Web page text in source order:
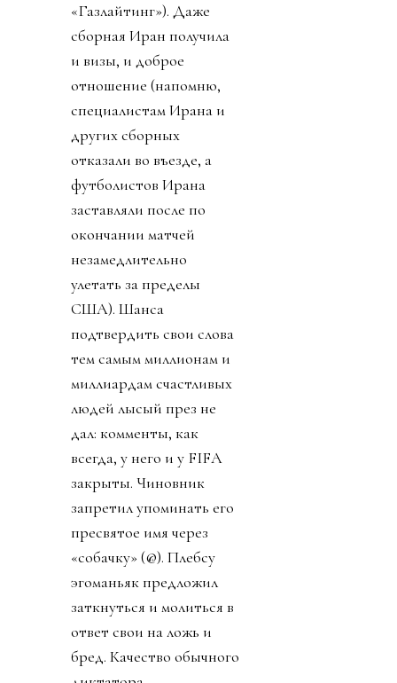
«Газлайтинг»). Даже
сборная Иран получила
и визы, и доброе
отношение (напомню,
специалистам Ирана и
других сборных
отказали во въезде, а
футболистов Ирана
заставляли после по
окончании матчей
незамедлительно
улетать за пределы
США). Шанса
подтвердить свои слова
тем самым миллионам и
миллиардам счастливых
людей лысый през не
дал: комменты, как
всегда, у него и у FIFA
закрыты. Чиновник
запретил упоминать его
пресвятое имя через
«собачку» (@). Плебсу
эгоманьяк предложил
заткнуться и молиться в
ответ свои на ложь и
бред. Качество обычного